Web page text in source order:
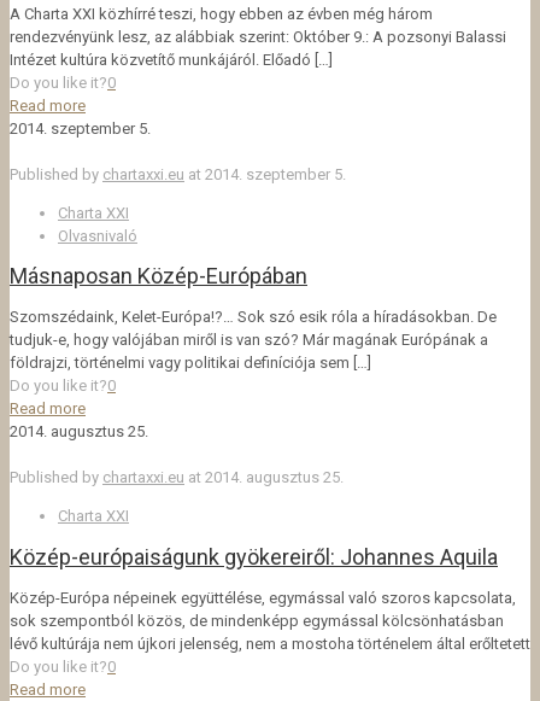
A Charta XXI közhírré teszi, hogy ebben az évben még három
rendezvényünk lesz, az alábbiak szerint: Október 9.: A pozsonyi Balassi
Intézet kultúra közvetítő munkájáról. Előadó […]
Do you like it?0
Read more
2014. szeptember 5.
Published by chartaxxi.eu at 2014. szeptember 5.
Charta XXI
Olvasnivaló
Másnaposan Közép-Európában
Szomszédaink, Kelet-Európa!?… Sok szó esik róla a híradásokban. De
tudjuk-e, hogy valójában mi­ről is van szó? Már magának Európának a
földrajzi, történelmi vagy politikai definíciója sem […]
Do you like it?0
Read more
2014. augusztus 25.
Published by chartaxxi.eu at 2014. augusztus 25.
Charta XXI
Közép-európaiságunk gyökereiről: Johannes Aquila
Közép-Európa népeinek együttélése, egymással való szoros kapcsolata,
sok szempontból közös, de mindenképp egymással kölcsönhatásban
lévő kultúrája nem újkori jelenség, nem a mostoha történelem által erőltetett
Do you like it?0
Read more